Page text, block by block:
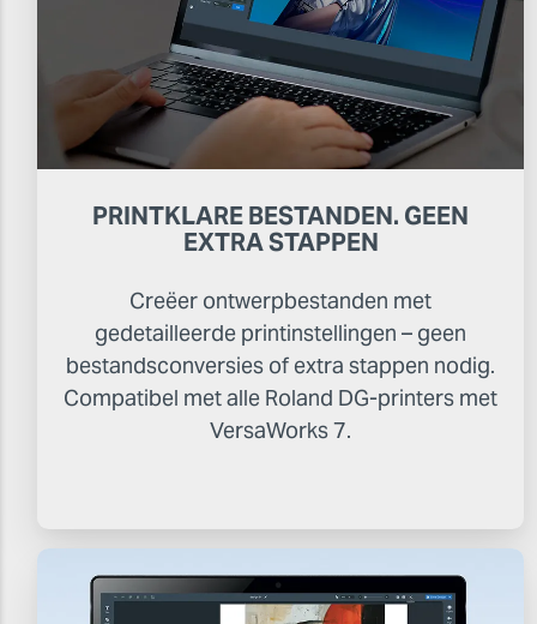
PRINTKLARE BESTANDEN. GEEN
EXTRA STAPPEN
Creëer ontwerpbestanden met
gedetailleerde printinstellingen – geen
bestandsconversies of extra stappen nodig.
Compatibel met alle Roland DG-printers met
VersaWorks 7.